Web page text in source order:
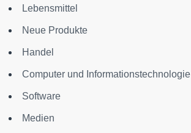
Lebensmittel
Neue Produkte
Handel
Computer und Informationstechnologie
Software
Medien